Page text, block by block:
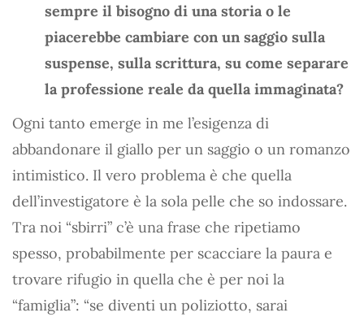
sempre il bisogno di una storia o le
piacerebbe cambiare con un saggio sulla
suspense, sulla scrittura, su come separare
la professione reale da quella immaginata?
Ogni tanto emerge in me l’esigenza di
abbandonare il giallo per un saggio o un romanzo
intimistico. Il vero problema è che quella
dell’investigatore è la sola pelle che so indossare.
Tra noi “sbirri” c’è una frase che ripetiamo
spesso, probabilmente per scacciare la paura e
trovare rifugio in quella che è per noi la
“famiglia”: “se diventi un poliziotto, sarai